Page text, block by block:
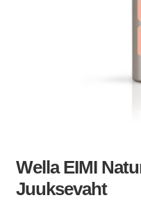
Wella EIMI
Juuksevaht